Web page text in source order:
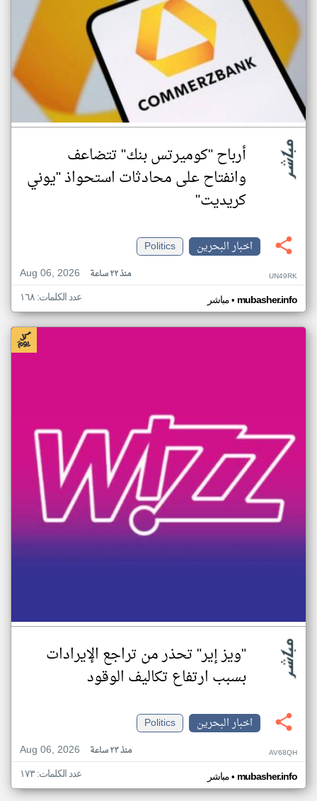
أرباح "كوميرتس بنك" تتضاعف
وانفتاح على محادثات استحواذ "يوني
كريديت"
اخبار البحرين
Politics
Aug 06, 2026
منذ ٢٢ ساعة UN49RK
مباشر• mubasher.info عدد الكلمات: ١٦٨
"ويز إير" تحذر من تراجع الإيرادات
بسبب ارتفاع تكاليف الوقود
اخبار البحرين
Politics
Aug 06, 2026
منذ ٢٣ ساعة AV68QH
مباشر• mubasher.info عدد الكلمات: ١٧٣